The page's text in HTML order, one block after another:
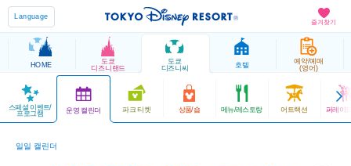
즐겨찾기
Language
HOME
도쿄
디즈니랜드
도쿄
디즈니씨
호텔
예약/예매
(영어)
스페셜 이벤트/
프로그램 운영 캘린더 파크 티켓 상품/숍 메뉴/레스토랑 어트랙션 퍼레이
일일 캘린더